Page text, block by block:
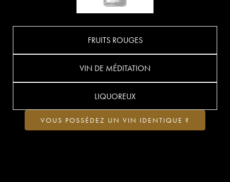
FRUITS ROUGES
VIN DE MÉDITATION
LIQUOREUX
VOUS POSSÉDEZ UN VIN IDENTIQUE ?